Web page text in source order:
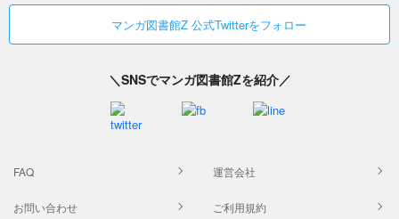
マンガ図書館Z 公式Twitterをフォロー
＼SNSでマンガ図書館Zを紹介／
FAQ 運営会社
お問い合わせ ご利用規約